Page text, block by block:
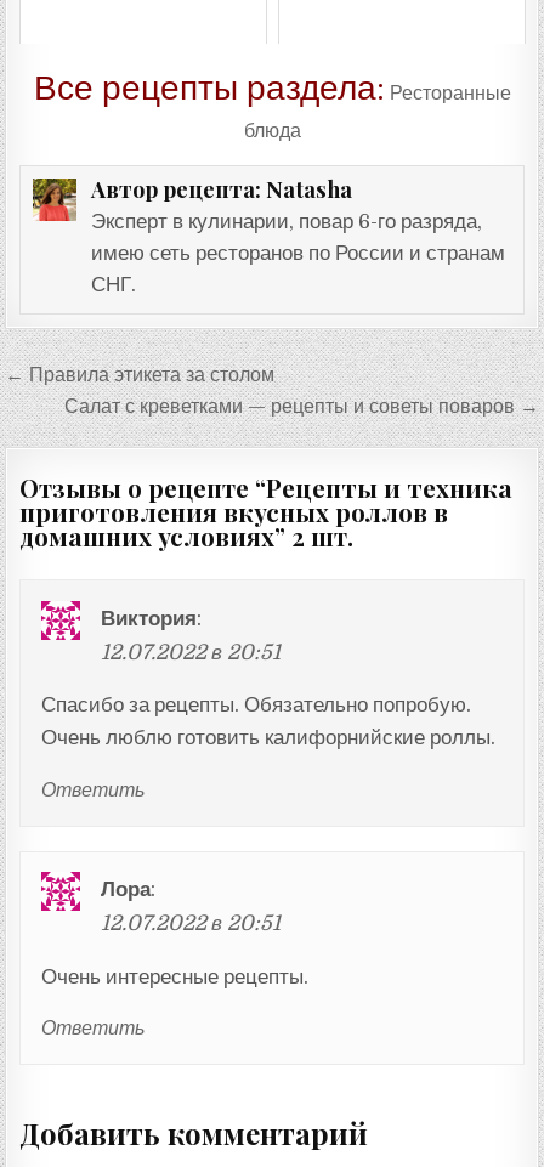
Все рецепты раздела: Ресторанные
блюда
Автор рецепта: Natasha
Эксперт в кулинарии, повар 6-го разряда,
имею сеть ресторанов по России и странам
СНГ.
Навигация
по
записям
← Правила этикета за столом
Салат с креветками — рецепты и советы поваров →
Отзывы о рецепте “Рецепты и техника
приготовления вкусных роллов в
домашних условиях” 2 шт.
Виктория:
12.07.2022 в 20:51
Спасибо за рецепты. Обязательно попробую.
Очень люблю готовить калифорнийские роллы.
Ответить
Лора:
12.07.2022 в 20:51
Очень интересные рецепты.
Ответить
Добавить комментарий